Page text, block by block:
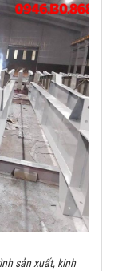
sản xuất, kinh